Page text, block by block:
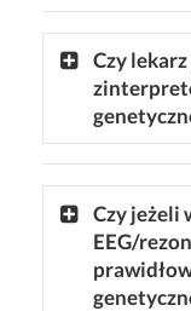
Czy
Czy jeżeli
EEG/